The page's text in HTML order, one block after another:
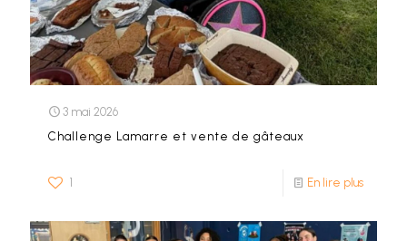
3 mai 2026
Challenge Lamarre et vente de gâteaux
1 En lire plus